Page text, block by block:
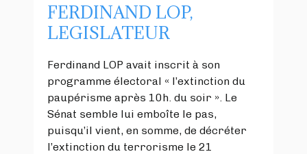
FERDINAND LOP,
LEGISLATEUR
Ferdinand LOP avait inscrit à son
programme électoral « l’extinction du
paupérisme après 10h. du soir ». Le
Sénat semble lui emboîte le pas,
puisqu’il vient, en somme, de décréter
l’extinction du terrorisme le 21